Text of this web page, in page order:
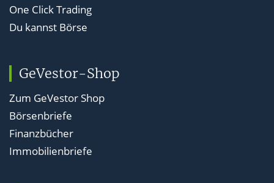
One Click Trading
Du kannst Börse
GeVestor-Shop
Zum GeVestor Shop
Börsenbriefe
Finanzbücher
Immobilienbriefe